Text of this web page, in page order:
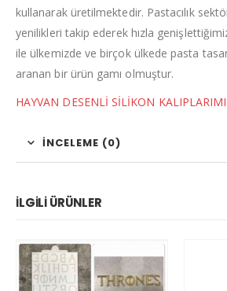
kullanarak üretilmektedir. Pastacılık
yenilikleri takip ederek hızla
ile ülkemizde ve birçok ülkede pasta
aranan bir ürün gamı olmuştur.
HAYVAN DESENLİ SİLİKON
İNCELEME (0)
İLGILI ÜRÜNLER